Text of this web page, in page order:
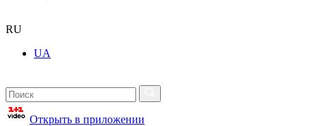
RU
UA
Открыть в приложении